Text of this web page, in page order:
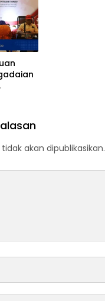
akan dipublikasikan.